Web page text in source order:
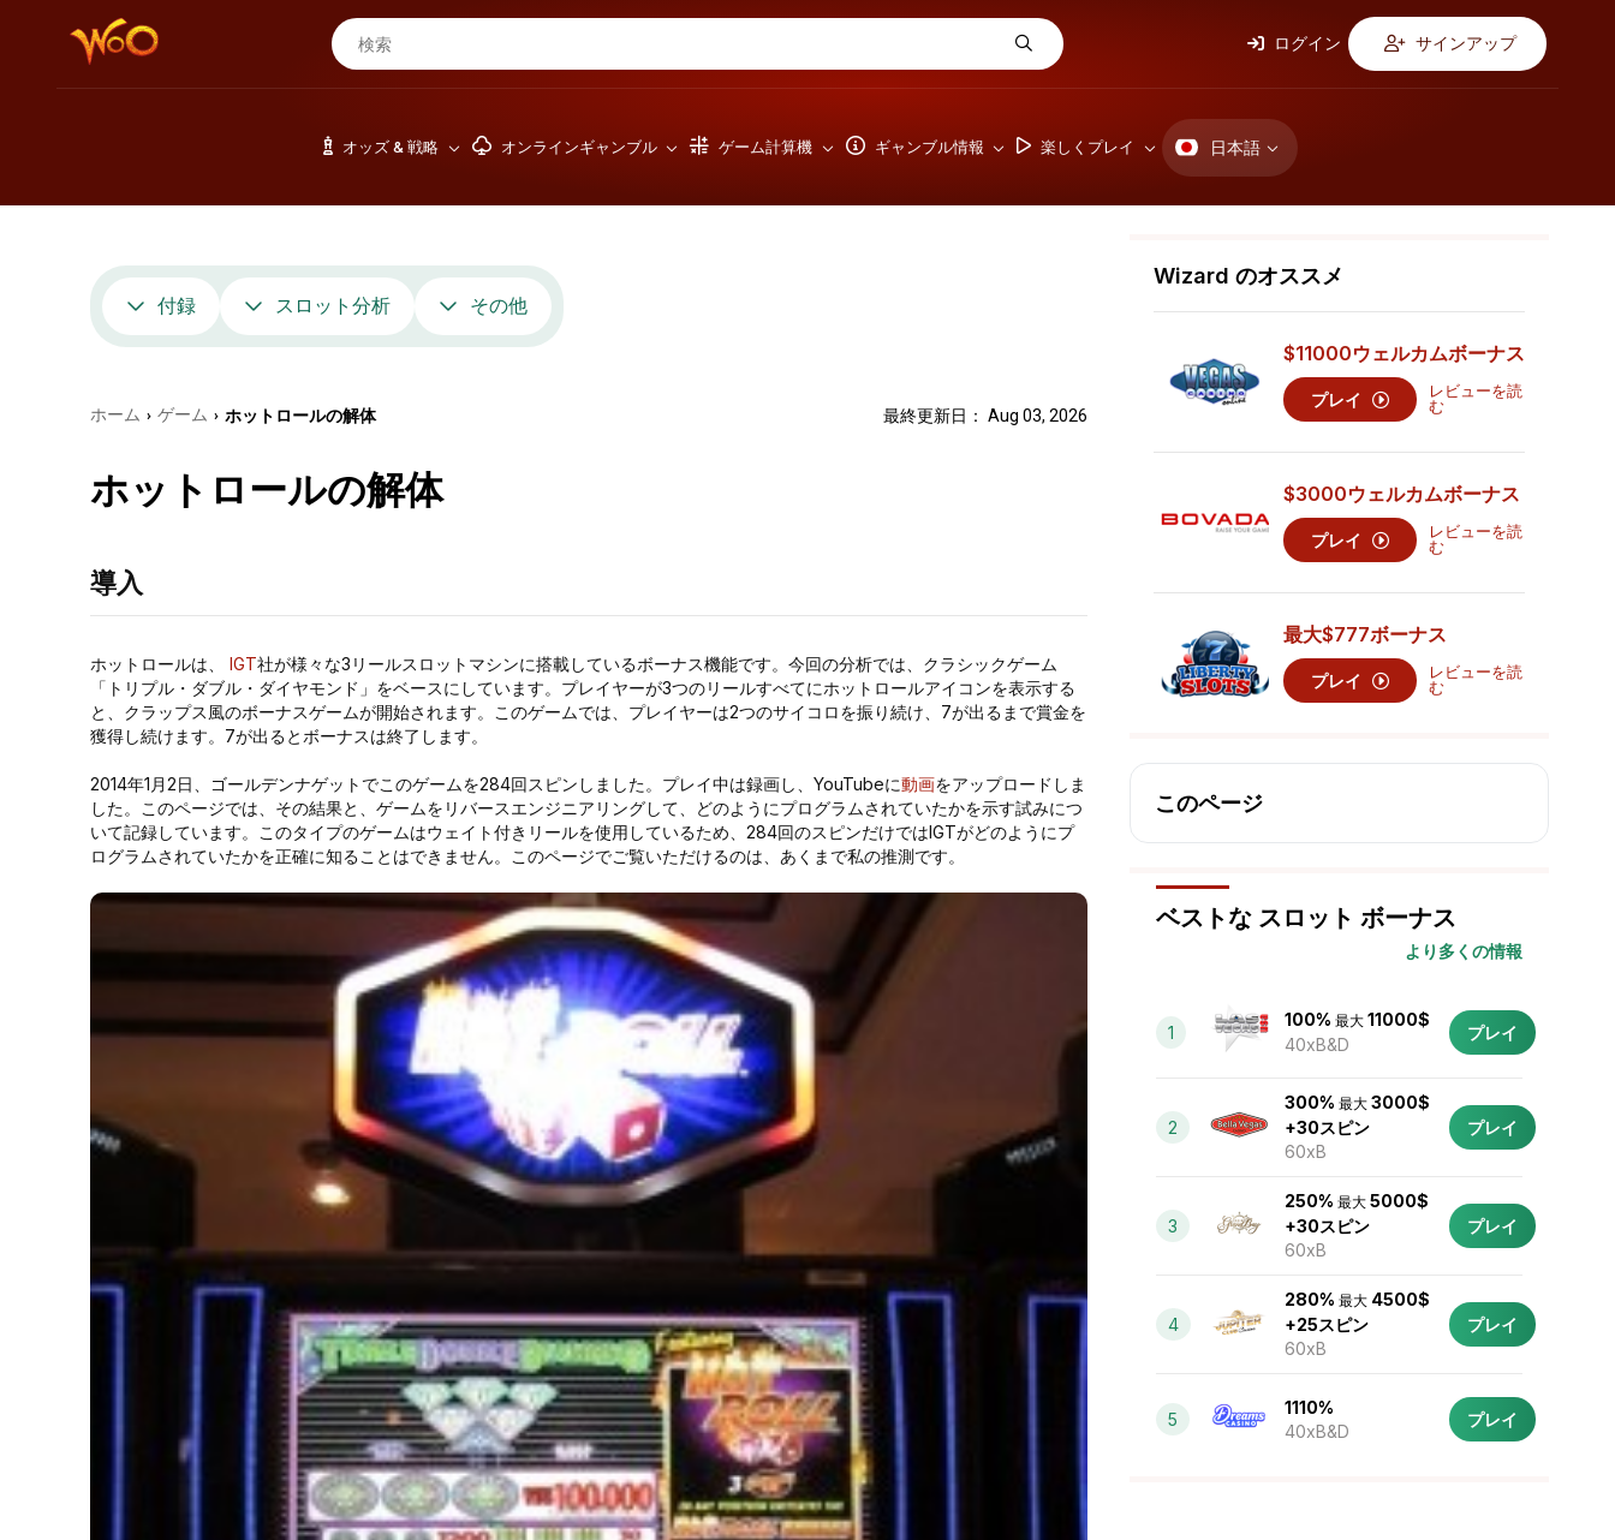
ログイン サインアップ
オッズ & 戦略 オンラインギャンブル ゲーム計算機 ギャンブル情報 楽しくプレイ 日本語
付録 スロット分析 その他
ホーム › ゲーム › ホットロールの解体 最終更新日： Aug 03, 2026
ホットロールの解体
導入
ホットロールは、 IGT社が様々な3リールスロットマシンに搭載しているボーナス機能です。今回の分析では、クラシックゲーム
「トリプル・ダブル・ダイヤモンド」をベースにしています。プレイヤーが3つのリールすべてにホットロールアイコンを表示する
と、クラップス風のボーナスゲームが開始されます。このゲームでは、プレイヤーは2つのサイコロを振り続け、7が出るまで賞金を
獲得し続けます。7が出るとボーナスは終了します。
2014年1月2日、ゴールデンナゲットでこのゲームを284回スピンしました。プレイ中は録画し、YouTubeに動画をアップロードしま
した。このページでは、その結果と、ゲームをリバースエンジニアリングして、どのようにプログラムされていたかを示す試みにつ
いて記録しています。このタイプのゲームはウェイト付きリールを使用しているため、284回のスピンだけではIGTがどのようにプ
ログラムされていたかを正確に知ることはできません。このページでご覧いただけるのは、あくまで私の推測です。
Wizard のオススメ
$11000ウェルカムボーナス
プレイ
レビューを読
む
$3000ウェルカムボーナス
プレイ
レビューを読
む
最大$777ボーナス
プレイ
レビューを読
む
このページ
ベストな スロット ボーナス
より多くの情報
1
100% 最大 11000$
40xB&D
プレイ
2
300% 最大 3000$
+30スピン
60xB
プレイ
3
250% 最大 5000$
+30スピン
60xB
プレイ
4
280% 最大 4500$
+25スピン
60xB
プレイ
5
1110%
40xB&D
プレイ